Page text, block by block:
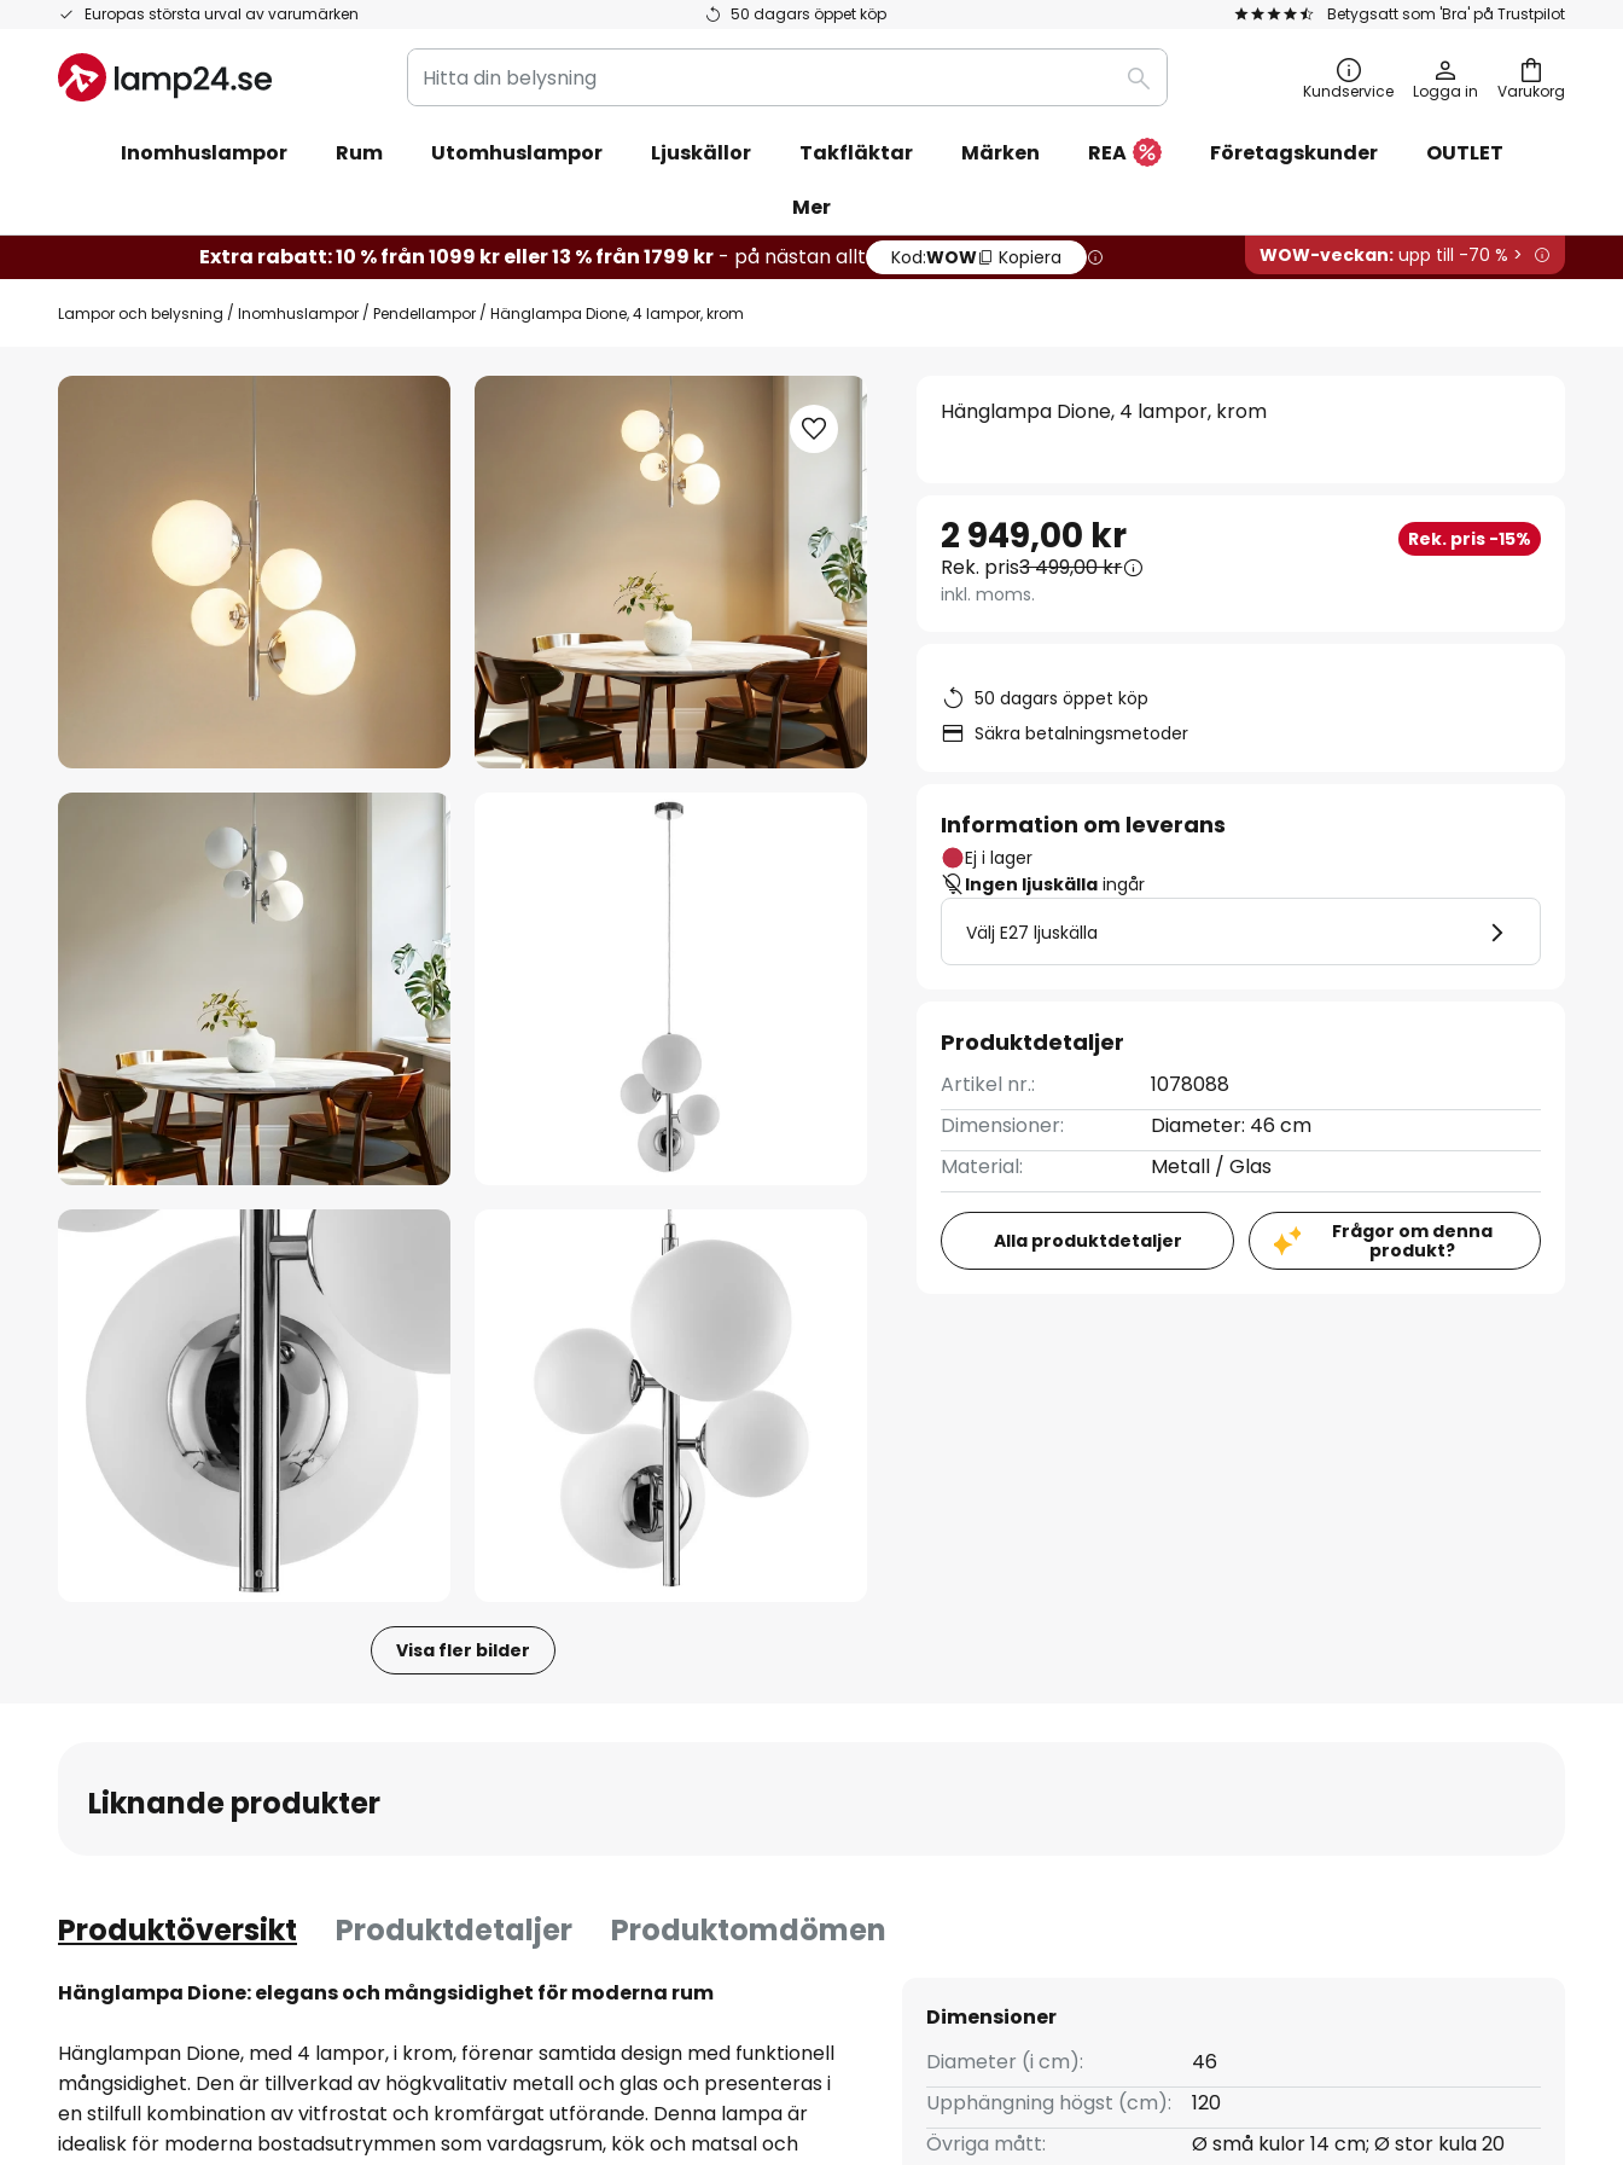
Europas största urval av varumärken 50 dagars öppet köp Betygsatt som 'Bra' på Trustpilot
Hoppa
innehållet
Varukorg
Hitta
din
Sök Kundservice Logga in
Inomhuslampor Rum Utomhuslampor Ljuskällor Takfläktar Märken REA Företagskunder
OUTLET
Mer
Extra rabatt: 10 % från 1099 kr eller 13 % från 1799 kr - på nästan allt Kod:WOW Kopiera WOW-veckan: upp till -70 % >
Lampor och belysning Inomhuslampor Pendellampor Hänglampa Dione, 4 lampor, krom
Hoppa
bildgalleriet
Visa fler bilder
bildgalleriet
Hänglampa Dione, 4 lampor, krom
2 949,00 kr Rek. pris -15%
Rek. pris3 499,00 kr
inkl. moms.
50 dagars öppet köp
Säkra betalningsmetoder
Information om leverans
Ej i lager
Ingen ljuskälla ingår
Välj E27 ljuskälla
Produktdetaljer
Artikel nr.:
1078088
Dimensioner:
Diameter: 46 cm
Material:
Metall / Glas
Alla produktdetaljer
Frågor om denna
produkt?
Liknande produkter
Produktöversikt Produktdetaljer Produktomdömen
Hänglampa Dione: elegans och mångsidighet för moderna rum
Hänglampan Dione, med 4 lampor, i krom, förenar samtida design med funktionell
mångsidighet. Den är tillverkad av högkvalitativ metall och glas och presenteras i
en stilfull kombination av vitfrostat och kromfärgat utförande. Denna lampa är
idealisk för moderna bostadsutrymmen som vardagsrum, kök och matsal och
Dimensioner
Diameter (i cm):
46
Upphängning högst (cm):
120
Övriga mått:
Ø små kulor 14 cm; Ø stor kula 20